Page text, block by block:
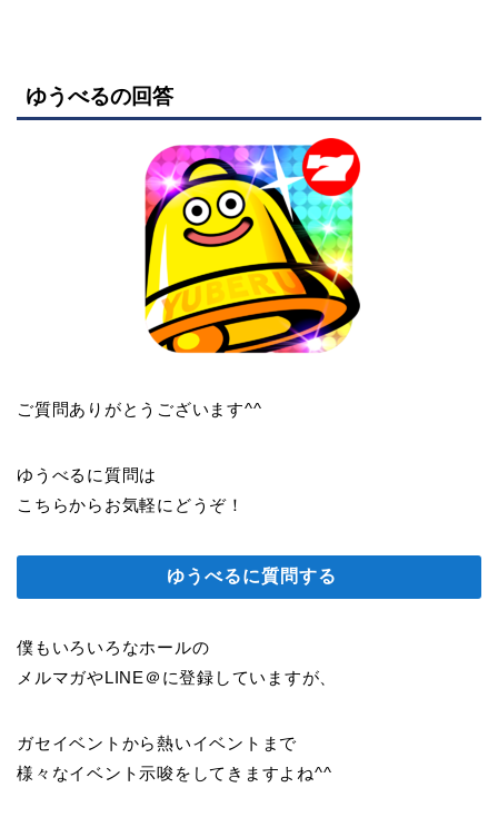
ゆうべるの回答
ご質問ありがとうございます^^
ゆうべるに質問は
こちらからお気軽にどうぞ！
ゆうべるに質問する
僕もいろいろなホールの
メルマガやLINE＠に登録していますが、
ガセイベントから熱いイベントまで
様々なイベント示唆をしてきますよね^^